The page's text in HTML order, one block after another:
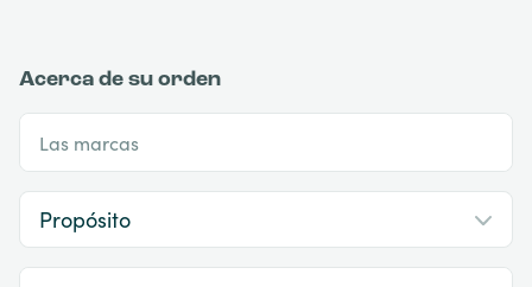
Acerca de su orden
Las marcas